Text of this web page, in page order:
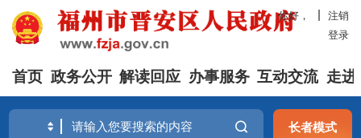
你好，
注销
登录
首页 政务公开 解读回应 办事服务 互动交流 走进
长者模式